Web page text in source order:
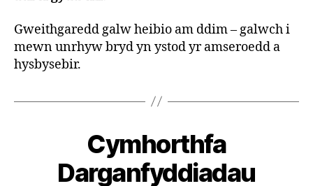
Gweithgaredd galw heibio am ddim – galwch i
mewn unrhyw bryd yn ystod yr amseroedd a
hysbysebir.
Cymhorthfa
Darganfyddiadau
B
t
e
v